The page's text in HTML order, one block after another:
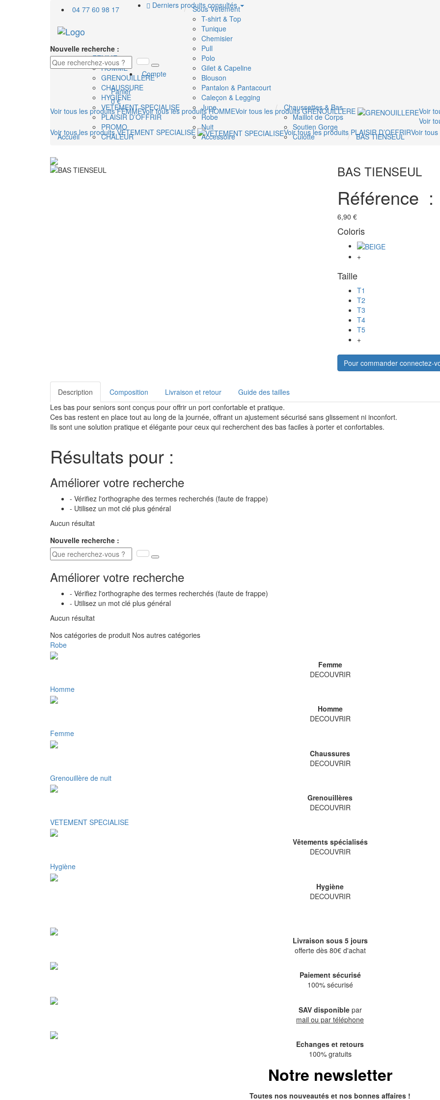
04 77 60 98 17 Derniers produits consultés
Nouvelle recherche :
Compte
Panier
0 €
Voir tous les produitsFEMMEVoir tous les produitsHOMMEVoir tous les produitsGRENOUILLERE
Voir
Voir
Voir tous les produitsVETEMENT SPECIALISE Voir tous les produitsPLAISIR D’OFFRIRVoir
Accueil
FEMME
HOMME
GRENOUILLERE
CHAUSSURE
HYGIENE
VETEMENT SPECIALISE
PLAISIR D’OFFRIR
PROMO
CHALEUR
Sous Vêtement
T-shirt & Top
Tunique
Chemisier
Pull
Polo
Gilet & Capeline
Blouson
Pantalon & Pantacourt
Caleçon & Legging
Jupe
Robe
Nuit
Accessoire
Chaussettes & Bas
Maillot de Corps
Soutien Gorge
Culotte
BAS TIENSEUL
BAS TIENSEUL
6,90 €
Coloris
+
Taille
T1
T2
T3
T4
T5
+
Pour commander connectez-
Description Composition Livraison et retour
Guide des tailles
Les bas pour seniors sont conçus pour offrir un port confortable et pratique.
Ces bas restent en place tout au long de la journée, offrant un ajustement sécurisé sans glissement ni inconfort.
Ils sont une solution pratique et élégante pour ceux qui recherchent des bas faciles à porter et confortables.
Résultats pour :
Améliorer votre recherche
- Vérifiez l'orthographe des termes recherchés (faute de frappe)
- Utilisez un mot clé plus général
Aucun résultat
Nouvelle recherche :
Améliorer votre recherche
- Vérifiez l'orthographe des termes recherchés (faute de frappe)
- Utilisez un mot clé plus général
Aucun résultat
Nos catégories de produit Nos autres catégories
Robe
Femme
DECOUVRIR
Homme
Homme
DECOUVRIR
Femme
Chaussures
DECOUVRIR
Grenouillère de nuit
Grenouillères
DECOUVRIR
VETEMENT SPECIALISE
Vêtements spécialisés
DECOUVRIR
Hygiène
Hygiène
DECOUVRIR
Livraison sous 5 jours
offerte dès 80€ d'achat
Paiement sécurisé
100% sécurisé
SAV disponiblepar
mail ou par téléphone
Echanges et retours
100% gratuits
Notre newsletter
Toutes nos nouveautés et nos bonnes affaires !